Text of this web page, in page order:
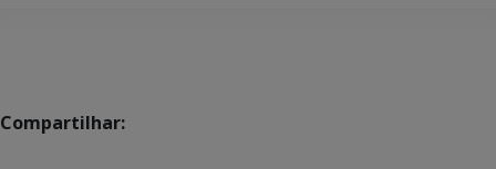
Compartilhar: